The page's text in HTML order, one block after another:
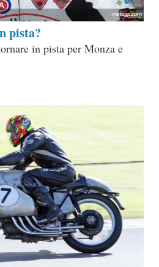
pista?
in pista per Monza e